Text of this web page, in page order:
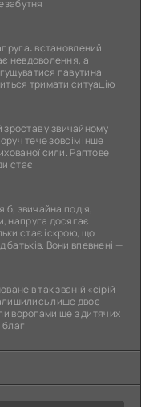
встановлений
невдоволення, а
павутина
тримати ситуацію
зростав у звичайному
тече зовсім інше
сили. Раптове
стає
б, звичайна подія,
напруга досягає
стає іскрою, що
Вони впевнені —
в так званій «сірій
лише двоє
ворогами ще з дитячих
благ